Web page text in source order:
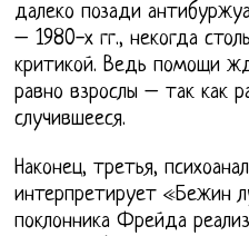
далеко позади
– 1980-х гг., некогда
критикой. Ведь помощи
равно взрослы – так как
случившееся.
Наконец, третья,
интерпретирует «Бежин
поклонника Фрейда